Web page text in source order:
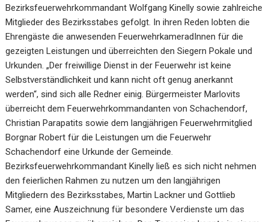
Bezirksfeuerwehrkommandant Wolfgang Kinelly sowie zahlreiche
Mitglieder des Bezirksstabes gefolgt. In ihren Reden lobten die
Ehrengäste die anwesenden FeuerwehrkameradInnen für die
gezeigten Leistungen und überreichten den Siegern Pokale und
Urkunden. „Der freiwillige Dienst in der Feuerwehr ist keine
Selbstverständlichkeit und kann nicht oft genug anerkannt
werden“, sind sich alle Redner einig. Bürgermeister Marlovits
überreicht dem Feuerwehrkommandanten von Schachendorf,
Christian Parapatits sowie dem langjährigen Feuerwehrmitglied
Borgnar Robert für die Leistungen um die Feuerwehr
Schachendorf eine Urkunde der Gemeinde.
Bezirksfeuerwehrkommandant Kinelly ließ es sich nicht nehmen
den feierlichen Rahmen zu nutzen um den langjährigen
Mitgliedern des Bezirksstabes, Martin Lackner und Gottlieb
Samer, eine Auszeichnung für besondere Verdienste um das